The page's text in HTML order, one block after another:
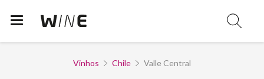
Vinhos Chile Valle Central